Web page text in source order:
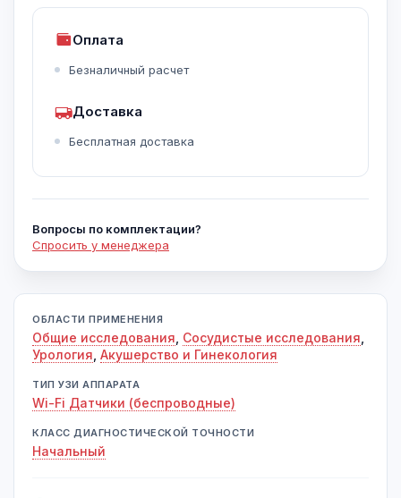
Оплата
Безналичный расчет
Доставка
Бесплатная доставка
Вопросы по комплектации?
Спросить у менеджера
ОБЛАСТИ ПРИМЕНЕНИЯ
Общие исследования Сосудистые исследования
Урология Акушерство и Гинекология
ТИП УЗИ АППАРАТА
Wi-Fi Датчики (беспроводные)
КЛАСС ДИАГНОСТИЧЕСКОЙ ТОЧНОСТИ
Начальный